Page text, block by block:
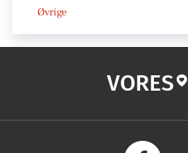
Øvrige
VORES